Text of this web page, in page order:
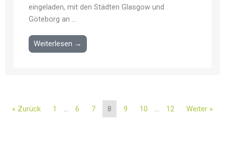
eingeladen, mit den Städten Glasgow und
Göteborg an ...
Weiterlesen →
« Zurück 1 … 6 7 8 9 10 … 12 Weiter »